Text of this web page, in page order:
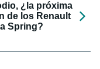
¿la próxima
de los Renault
Spring?